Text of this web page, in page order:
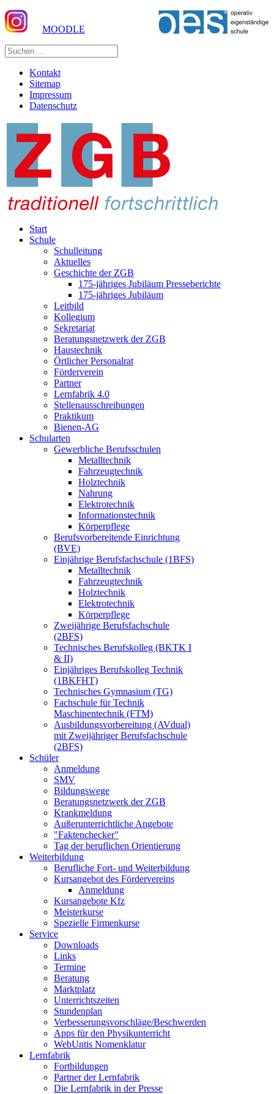
MOODLE
Kontakt
Sitemap
Impressum
Datenschutz
Start
Schule
Schulleitung
Aktuelles
Geschichte der ZGB
175-jähriges Jubiläum Presseberichte
175-jähriges Jubiläum
Leitbild
Kollegium
Sekretariat
Beratungsnetzwerk der ZGB
Haustechnik
Örtlicher Personalrat
Förderverein
Partner
Lernfabrik 4.0
Stellenausschreibungen
Praktikum
Bienen-AG
Schularten
Gewerbliche Berufsschulen
Metalltechnik
Fahrzeugtechnik
Holztechnik
Nahrung
Elektrotechnik
Informationstechnik
Körperpflege
Berufsvorbereitende Einrichtung
(BVE)
Einjährige Berufsfachschule (1BFS)
Metalltechnik
Fahrzeugtechnik
Holztechnik
Elektrotechnik
Körperpflege
Zweijährige Berufsfachschule
(2BFS)
Technisches Berufskolleg (BKTK I
& II)
Einjähriges Berufskolleg Technik
(1BKFHT)
Technisches Gymnasium (TG)
Fachschule für Technik
Maschinentechnik (FTM)
Ausbildungsvorbereitung (AVdual)
mit Zweijähriger Berufsfachschule
(2BFS)
Schüler
Anmeldung
SMV
Bildungswege
Beratungsnetzwerk der ZGB
Krankmeldung
Außerunterrichtliche Angebote
"Faktenchecker"
Tag der beruflichen Orientierung
Weiterbildung
Berufliche Fort- und Weiterbildung
Kursangebot des Fördervereins
Anmeldung
Kursangebote Kfz
Meisterkurse
Spezielle Firmenkurse
Service
Downloads
Links
Termine
Beratung
Marktplatz
Unterrichtszeiten
Stundenplan
Verbesserungsvorschläge/Beschwerden
Apps für den Physikunterricht
WebUntis Nomenklatur
Lernfabrik
Fortbildungen
Partner der Lernfabrik
Die Lernfabrik in der Presse